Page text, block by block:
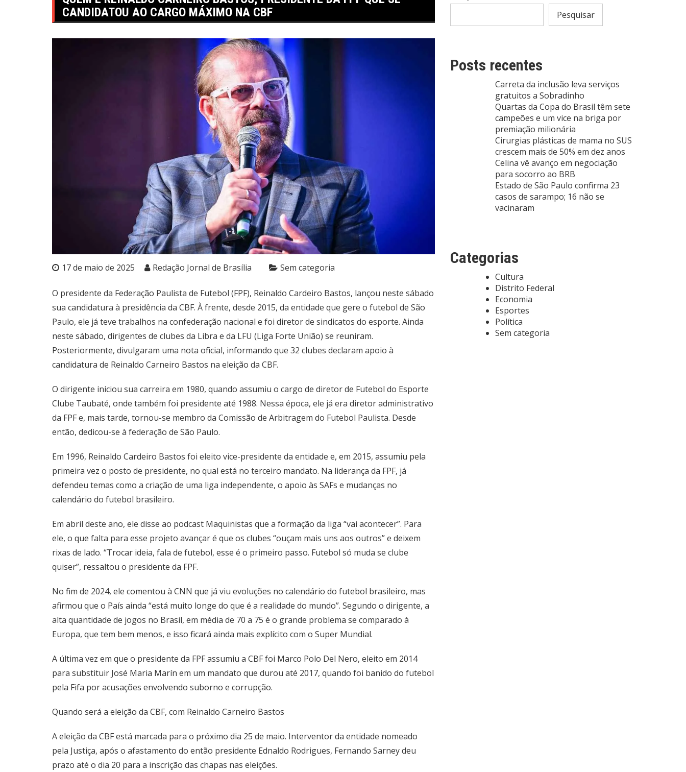
CANDIDATOU AO CARGO MÁXIMO NA CBF
17 de maio de 2025 Redação Jornal de Brasília Sem categoria
O presidente da Federação Paulista de Futebol (FPF), Reinaldo Cardeiro Bastos, lançou neste sábado
sua candidatura à presidência da CBF. À frente, desde 2015, da entidade que gere o futebol de São
Paulo, ele já teve trabalhos na confederação nacional e foi diretor de sindicatos do esporte. Ainda
neste sábado, dirigentes de clubes da Libra e da LFU (Liga Forte União) se reuniram.
Posteriormente, divulgaram uma nota oficial, informando que 32 clubes declaram apoio à
candidatura de Reinaldo Carneiro Bastos na eleição da CBF.
O dirigente iniciou sua carreira em 1980, quando assumiu o cargo de diretor de Futebol do Esporte
Clube Taubaté, onde também foi presidente até 1988. Nessa época, ele já era diretor administrativo
da FPF e, mais tarde, tornou-se membro da Comissão de Arbitragem do Futebol Paulista. Desde
então, dedicou-se à federação de São Paulo.
Em 1996, Reinaldo Cardeiro Bastos foi eleito vice-presidente da entidade e, em 2015, assumiu pela
primeira vez o posto de presidente, no qual está no terceiro mandato. Na liderança da FPF, já
defendeu temas como a criação de uma liga independente, o apoio às SAFs e mudanças no
calendário do futebol brasileiro.
Em abril deste ano, ele disse ao podcast Maquinistas que a formação da liga “vai acontecer”. Para
ele, o que falta para esse projeto avançar é que os clubes “ouçam mais uns aos outros” e deixem
rixas de lado. “Trocar ideia, fala de futebol, esse é o primeiro passo. Futebol só muda se clube
quiser”, ressaltou o presidente da FPF.
No fim de 2024, ele comentou à CNN que já viu evoluções no calendário do futebol brasileiro, mas
afirmou que o País ainda “está muito longe do que é a realidade do mundo”. Segundo o dirigente, a
alta quantidade de jogos no Brasil, em média de 70 a 75 é o grande problema se comparado à
Europa, que tem bem menos, e isso ficará ainda mais explícito com o Super Mundial.
A última vez em que o presidente da FPF assumiu a CBF foi Marco Polo Del Nero, eleito em 2014
para substituir José Maria Marín em um mandato que durou até 2017, quando foi banido do futebol
pela Fifa por acusações envolvendo suborno e corrupção.
Quando será a eleição da CBF, com Reinaldo Carneiro Bastos
A eleição da CBF está marcada para o próximo dia 25 de maio. Interventor da entidade nomeado
pela Justiça, após o afastamento do então presidente Ednaldo Rodrigues, Fernando Sarney deu
prazo até o dia 20 para a inscrição das chapas nas eleições.
Pesquisar
Posts recentes
Carreta da inclusão leva serviços
gratuitos a Sobradinho
Quartas da Copa do Brasil têm sete
campeões e um vice na briga por
premiação milionária
Cirurgias plásticas de mama no SUS
crescem mais de 50% em dez anos
Celina vê avanço em negociação
para socorro ao BRB
Estado de São Paulo confirma 23
casos de sarampo; 16 não se
vacinaram
Categorias
Cultura
Distrito Federal
Economia
Esportes
Política
Sem categoria